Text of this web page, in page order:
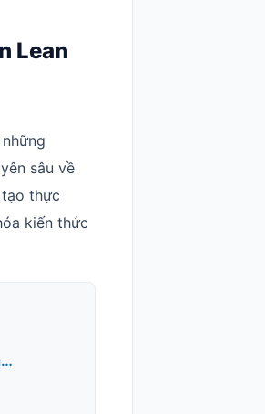
Lean
sâu về
thực
kiến thức